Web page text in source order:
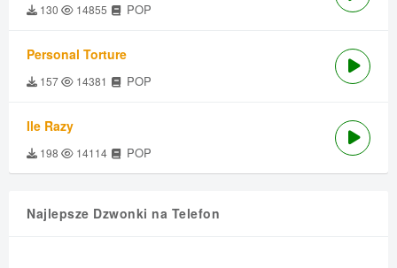
130 14855 POP
Personal Torture
157 14381 POP
Ile Razy
198 14114 POP
Najlepsze Dzwonki na Telefon